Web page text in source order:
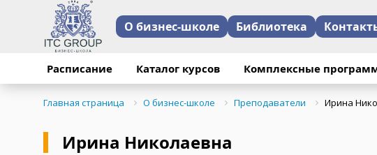
О бизнес-школе Библиотека
Расписание Каталог курсов Комплексные
Главная страница О бизнес-школе Преподаватели Ирина
Ирина Николаевна